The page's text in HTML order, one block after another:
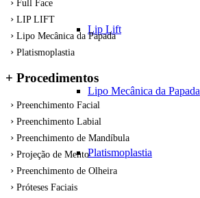
Lip Lift
Lipo Mecânica da Papada
Platismoplastia
Full Face
LIP LIFT
Lipo Mecânica da Papada
Platismoplastia
+ Procedimentos
Preenchimento Facial
Preenchimento Labial
Preenchimento de Mandíbula
Projeção de Mento
Preenchimento de Olheira
Próteses Faciais